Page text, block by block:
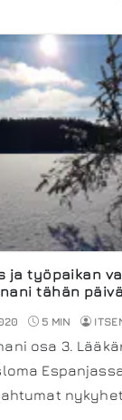
ja työpaikan
tähän
5 MIN
osa 3.